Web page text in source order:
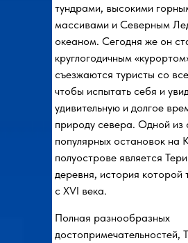
тундрами, высокими
массивами и Северным
океаном. Сегодня же он
круглогодичным
съезжаются туристы со
чтобы испытать себя и
удивительную и долгое
природу севера. Одной из
популярных остановок на
полуострове является
деревня, история которой
с XVI века.
Полная разнообразных
достопримечательностей,